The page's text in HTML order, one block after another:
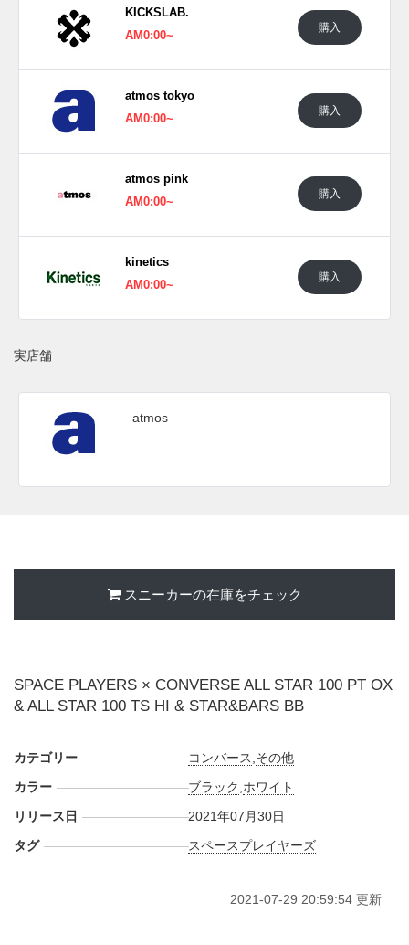
KICKSLAB.
AM0:00~
購入
atmos tokyo
AM0:00~
購入
atmos pink
AM0:00~
購入
kinetics
AM0:00~
購入
実店舗
atmos
スニーカーの在庫をチェック
SPACE PLAYERS × CONVERSE ALL STAR 100 PT OX
& ALL STAR 100 TS HI & STAR&BARS BB
カテゴリー コンバース その他
カラー
ブラック ホワイト
リリース日
2021年07月30日
タグ
スペースプレイヤーズ
2021-07-29 20:59:54 更新